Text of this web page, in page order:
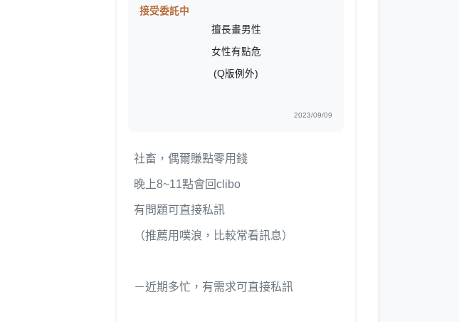
接受委託中
擅長畫男性
女性有點危
(Q版例外)
2023/09/09
社畜，偶爾賺點零用錢
晚上8~11點會回clibo
有問題可直接私訊
（推薦用噗浪，比較常看訊息）
－近期多忙，有需求可直接私訊